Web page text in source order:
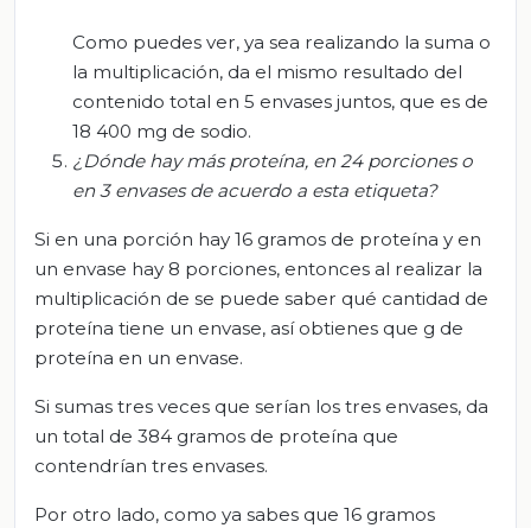
Como puedes ver, ya sea realizando la suma o
la multiplicación, da el mismo resultado del
contenido total en 5 envases juntos, que es de
18 400 mg de sodio.
¿Dónde hay más proteína, en 24 porciones o
en 3 envasesde acuerdo a esta etiqueta?
Si en una porción hay 16 gramos de proteína y en
un envase hay 8 porciones, entonces al realizar la
multiplicación de se puede saber qué cantidad de
proteína tiene un envase, así obtienes que g de
proteína en un envase.
Si sumas tres veces que serían los tres envases, da
un total de 384 gramos de proteína que
contendrían tres envases.
Por otro lado, como ya sabes que 16 gramos